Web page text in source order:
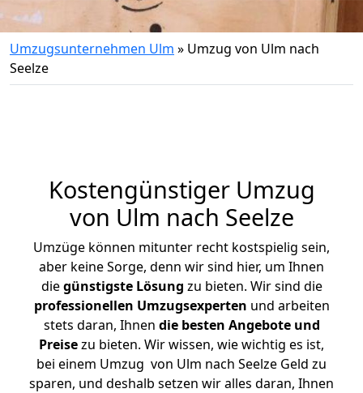
Umzugsunternehmen Ulm » Umzug von Ulm nach
Seelze
Kostengünstiger Umzug
von Ulm nach Seelze
Umzüge können mitunter recht kostspielig sein,
aber keine Sorge, denn wir sind hier, um Ihnen
diegünstigste Lösung zu bieten. Wir sind die
professionellen Umzugsexperten und arbeiten
stets daran, Ihnen die besten Angebote und
Preisezu bieten. Wir wissen, wie wichtig es ist,
bei einem Umzug von Ulm nach Seelze Geld zu
sparen, und deshalb setzen wir alles daran, Ihnen